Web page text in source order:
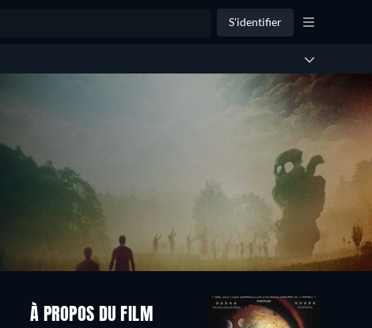
S'identifier
À PROPOS DU FILM